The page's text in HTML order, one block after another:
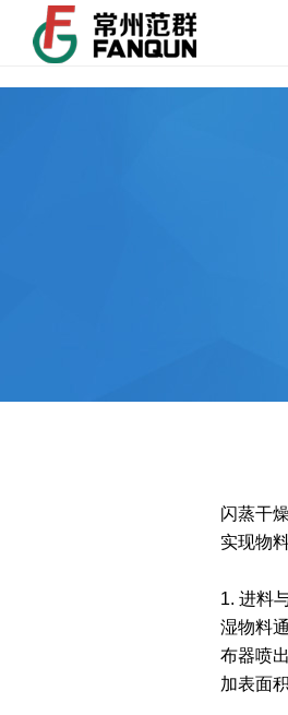
闪蒸干
实现物
1. 进料
湿物料
布器喷
加表面